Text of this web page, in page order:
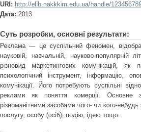
URI: http://elib.nakkkim.edu.ua/handle/
Дата: 2013
Суть розробки, основні результати:
Реклама — це суспільний феномен,
науковій, навчальній, науково-популярній
різновид маркетингових комунікацій, як
психологічний інструмент, інформацію,
комунікації. Його потребують суспільні
реклами як поняття комерції. Основне
різноманітними засобами чого- чи кого-
послугу, особу (осіб), подію, ідею тощо.